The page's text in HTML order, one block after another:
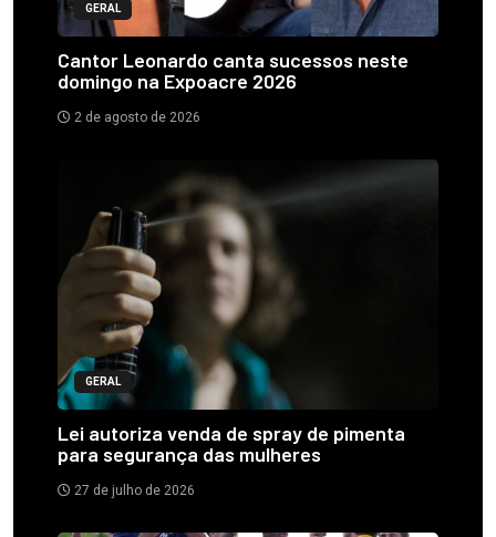
GERAL
Cantor Leonardo canta sucessos neste
domingo na Expoacre 2026
2 de agosto de 2026
GERAL
Lei autoriza venda de spray de pimenta
para segurança das mulheres
27 de julho de 2026